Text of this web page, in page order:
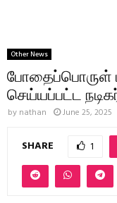
Other News
போதைப்பொருள்
செய்யப்பட்ட
by nathan June 25, 2025
SHARE 1